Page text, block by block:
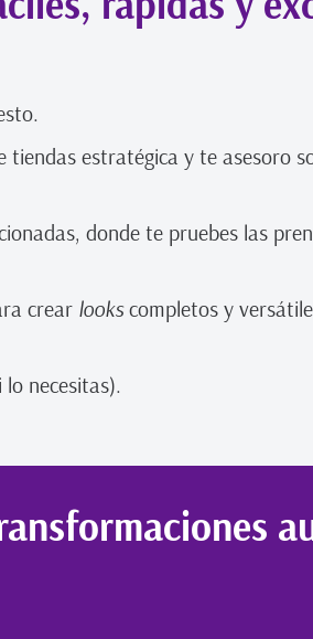
estratégica y te asesoro
donde te pruebes las
crear lookscompletos y
necesitas).